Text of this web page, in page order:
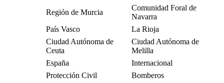
Región de Murcia
Comunidad Foral de
Navarra
País Vasco
La Rioja
Ciudad Autónoma de
Ceuta
Ciudad Autónoma de
Melilla
España
Internacional
Protección Civil
Bomberos